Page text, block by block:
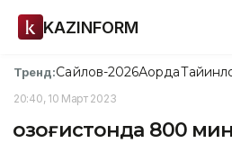
KAZINFORM
Тренд:Сайлов-2026Ақорда
20:40, 10 Март 2023
Қозоғистонда 800